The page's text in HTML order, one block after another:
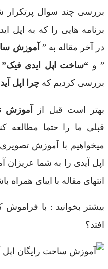
بررسی چند سوال پرتکرار
برنامه هایی را که به اپل
در آخر مقاله به ” آموزش
” و “ساخت اپل ایدی فیک”
بررسی کردیم که چرا اپل
بهتر است قبل از آموزش
قبلی ما را حتما مطالعه
میخواهیم با آموزش
اپل آیدی را به شما
انتهای مقاله با ایبای همراه
بیشتر بخوانید : با
افتد؟